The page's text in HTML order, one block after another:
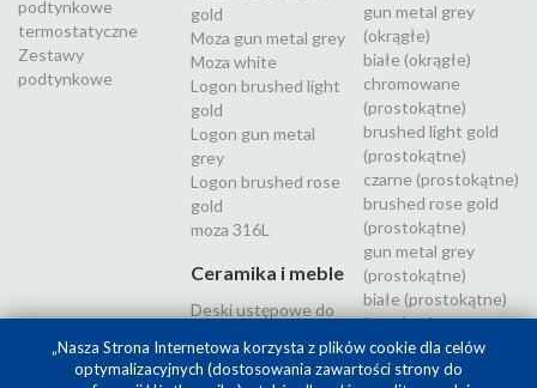
podtynkowe
termostatyczne
Zestawy
podtynkowe
gold
Moza gun metal grey
Moza white
Logon brushed light
gold
Logon gun metal
grey
Logon brushed rose
gold
moza 316L
Ceramika i meble
Deski ustępowe do
gun metal grey
(okrągłe)
białe (okrągłe)
chromowane
(prostokątne)
brushed light gold
(prostokątne)
czarne (prostokątne)
brushed rose gold
(prostokątne)
gun metal grey
(prostokątne)
białe (prostokątne)
Inox (stal
nierdzewna 316L)
„Nasza Strona Internetowa korzysta z plików cookie dla celów
optymalizacyjnych (dostosowania zawartości strony do